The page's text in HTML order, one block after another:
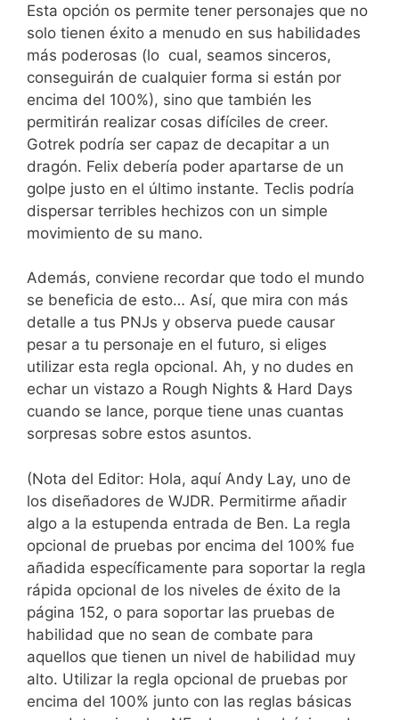
Esta opción os permite tener personajes que no
solo tienen éxito a menudo en sus habilidades
más poderosas (lo cual, seamos sinceros,
conseguirán de cualquier forma si están por
encima del 100%), sino que también les
permitirán realizar cosas difíciles de creer.
Gotrek podría ser capaz de decapitar a un
dragón. Felix debería poder apartarse de un
golpe justo en el último instante. Teclis podría
dispersar terribles hechizos con un simple
movimiento de su mano.
Además, conviene recordar que todo el mundo
se beneficia de esto… Así, que mira con más
detalle a tus PNJs y observa puede causar
pesar a tu personaje en el futuro, si eliges
utilizar esta regla opcional. Ah, y no dudes en
echar un vistazo a Rough Nights & Hard Days
cuando se lance, porque tiene unas cuantas
sorpresas sobre estos asuntos.
(Nota del Editor: Hola, aquí Andy Lay, uno de
los diseñadores de WJDR. Permitirme añadir
algo a la estupenda entrada de Ben. La regla
opcional de pruebas por encima del 100% fue
añadida específicamente para soportar la regla
rápida opcional de los niveles de éxito de la
página 152, o para soportar las pruebas de
habilidad que no sean de combate para
aquellos que tienen un nivel de habilidad muy
alto. Utilizar la regla opcional de pruebas por
encima del 100% junto con las reglas básicas